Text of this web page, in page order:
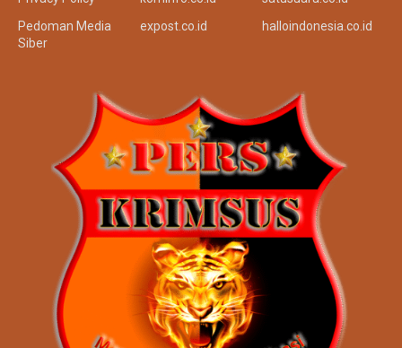
Kode Etik
Disclaimer
Privacy Policy
Pedoman Media
sukma.or.id
sukma.co.id
kominfo.co.id
expost.co.id
tinta.co.id
siap86.co.id
onenews.co.id
satusuara.co.id
halloindonesia.co.id